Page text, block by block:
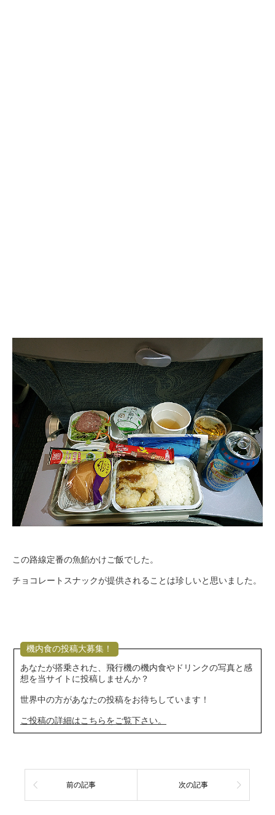
この路線定番の魚餡かけご飯でした。
チョコレートスナックが提供されることは珍しいと思いました。
機内食の投稿大募集！
あなたが搭乗された、飛行機の機内食やドリンクの写真と感
想を当サイトに投稿しませんか？
世界中の方があなたの投稿をお待ちしています！
ご投稿の詳細はこちらをご覧下さい。
前の記事 次の記事